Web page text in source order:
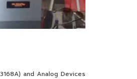
and Analog Devices